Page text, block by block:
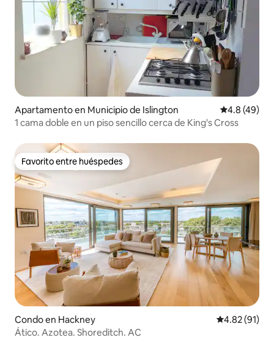
Apartamento en Municipio de Islington Calificación
4.8 (49)
1 cama doble en un piso sencillo cerca de King's Cross
Favorito entre huéspedes
Favorito entre huéspedes
Condo en Hackney Calificación
4.82 (91)
Ático. Azotea. Shoreditch. AC